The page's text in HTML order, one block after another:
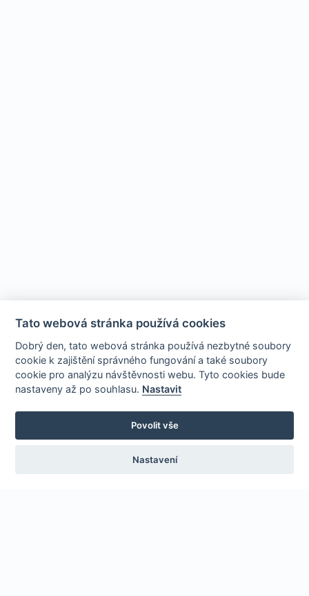
Tato webová stránka používá cookies
Dobrý den, tato webová stránka používá nezbytné soubory
cookie k zajištění správného fungování a také soubory
cookie pro analýzu návštěvnosti webu. Tyto cookies bude
nastaveny až po souhlasu. Nastavit
Povolit vše
Nastavení